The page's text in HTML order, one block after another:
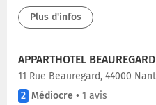
Plus d'infos
11 Rue Beauregard, 44000
2 Médiocre • 1 avis